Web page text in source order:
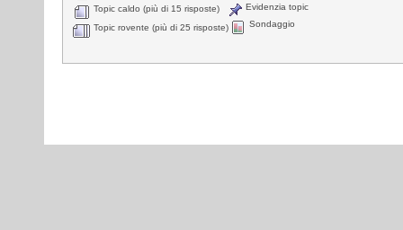
Topic caldo (più di 15 risposte)
Topic rovente (più di 25 risposte)
Evidenzia topic
Sondaggio